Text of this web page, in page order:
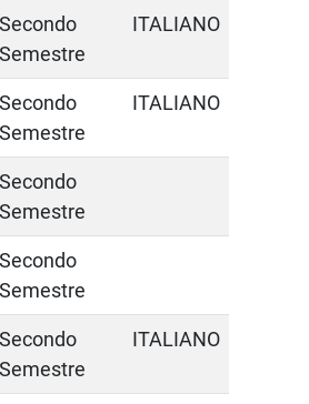
Secondo
Semestre
ITALIANO
Secondo
Semestre
ITALIANO
Secondo
Semestre
Secondo
Semestre
Secondo
Semestre
ITALIANO